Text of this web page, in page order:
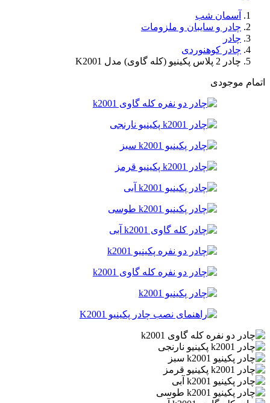
آسمان شب
چادر و سایبان و ملزومات
چادر
چادر کوهنوردی
چادر 2 پلاس پکینیو (کله گاوی) مدل K2001
اتمام موجودی